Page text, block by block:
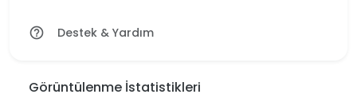
help_outline Destek & Yardım
Görüntülenme İstatistikleri